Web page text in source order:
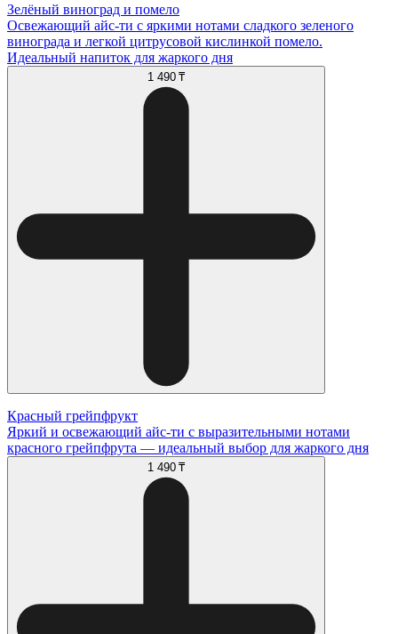
Зелёный виноград и помело
Освежающий айс-ти с яркими нотами сладкого зеленого
винограда и легкой цитрусовой кислинкой помело.
Идеальный напиток для жаркого дня
1 490 ₸
Красный грейпфрукт
Яркий и освежающий айс-ти с выразительными нотами
красного грейпфрута — идеальный выбор для жаркого дня
1 490 ₸